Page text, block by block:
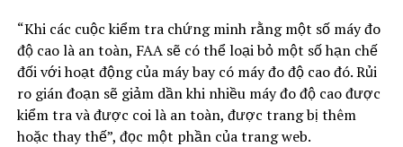
“Khi các cuộc kiểm tra chứng minh rằng một số máy đo
độ cao là an toàn, FAA sẽ có thể loại bỏ một số hạn chế
đối với hoạt động của máy bay có máy đo độ cao đó. Rủi
ro gián đoạn sẽ giảm dần khi nhiều máy đo độ cao được
kiểm tra và được coi là an toàn, được trang bị thêm
hoặc thay thế”, đọc một phần của trang web.